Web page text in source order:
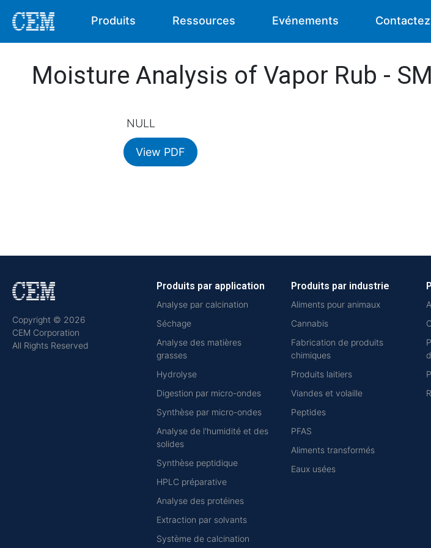
Produits Ressources Evénements Contactez
Moisture Analysis of Vapor Rub -
NULL
View PDF
Copyright © 2026
CEM Corporation
All Rights Reserved
Produits par application
Analyse par calcination
Séchage
Analyse des matières
grasses
Hydrolyse
Digestion par micro-ondes
Synthèse par micro-ondes
Analyse de l'humidité et des
solides
Synthèse peptidique
HPLC préparative
Analyse des protéines
Extraction par solvants
Système de calcination
Produits par industrie
Aliments pour animaux
Cannabis
Fabrication de produits
chimiques
Produits laitiers
Viandes et volaille
Peptides
PFAS
Aliments transformés
Eaux usées